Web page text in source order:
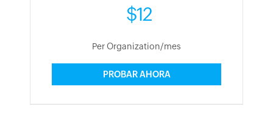
$12
Per Organization/mes
PROBAR AHORA